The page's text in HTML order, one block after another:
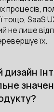
процесів,
тощо, SaaS
не лише
їх.